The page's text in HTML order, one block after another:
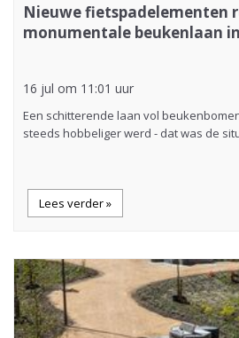
Nieuwe fietspadelementen
monumentale beukenlaan
16 jul om 11:01 uur
Een schitterende laan vol
steeds hobbeliger werd - dat was de
Lees verder »